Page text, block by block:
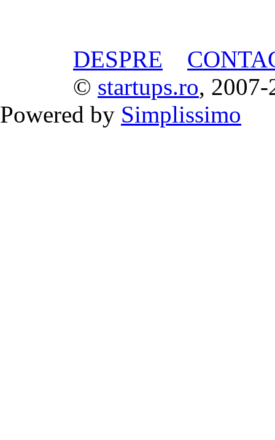
DESPRE
© startups.ro, 2007-
Powered by Simplissimo